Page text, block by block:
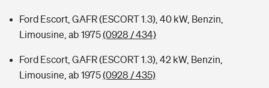
Ford Escort, GAFR (ESCORT 1.3), 40 kW, Benzin,
Limousine, ab 1975(0928 / 434)
Ford Escort, GAFR (ESCORT 1.3), 42 kW, Benzin,
Limousine, ab 1975(0928 / 435)